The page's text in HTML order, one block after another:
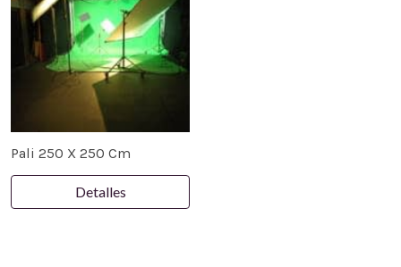
Pali 250 X 250 Cm
Detalles